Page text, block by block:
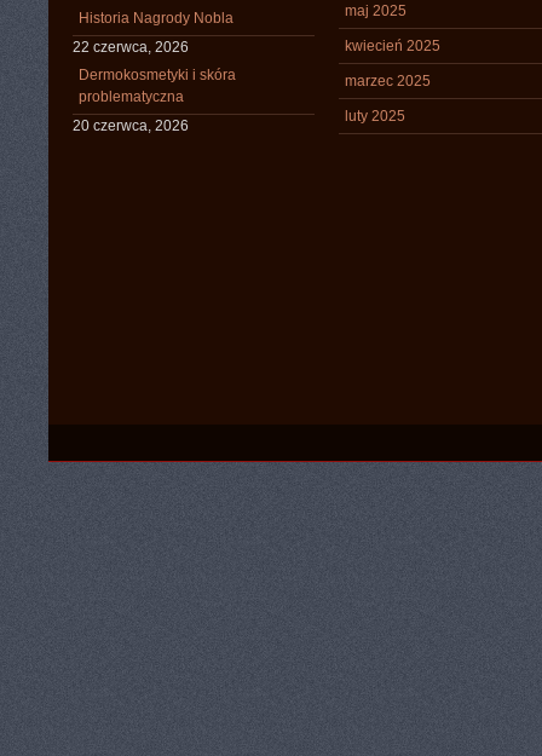
Historia Nagrody Nobla
22 czerwca, 2026
Dermokosmetyki i skóra
problematyczna
20 czerwca, 2026
maj 2025
kwiecień 2025
marzec 2025
luty 2025